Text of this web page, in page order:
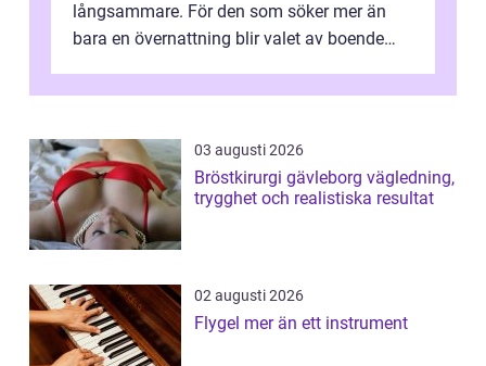
långsammare. För den som söker mer än
bara en övernattning blir valet av boende
utgå...
03 augusti 2026
Bröstkirurgi gävleborg vägledning,
trygghet och realistiska resultat
02 augusti 2026
Flygel mer än ett instrument